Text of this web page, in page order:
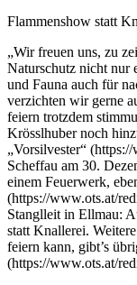
Flammenshow statt
„Wir freuen uns, zu
Naturschutz nicht nur
und Fauna auch für
verzichten wir gerne
feiern trotzdem
Krösslhuber noch
„Vorsilvester“
Scheffau am 30.
einem Feuerwerk,
(https://www.ots.at/
Stanglleit in Ellmau:
statt Knallerei.
feiern kann, gibt’s
(https://www.ots.at/